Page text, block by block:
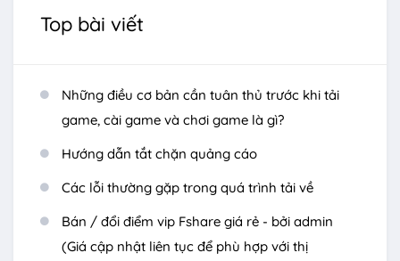
Top bài viết
Những điều cơ bản cần tuân thủ trước khi tải
game, cài game và chơi game là gì?
Hướng dẫn tắt chặn quảng cáo
Các lỗi thường gặp trong quá trình tải về
Bán / đổi điểm vip Fshare giá rẻ - bởi admin
(Giá cập nhật liên tục để phù hợp với thị